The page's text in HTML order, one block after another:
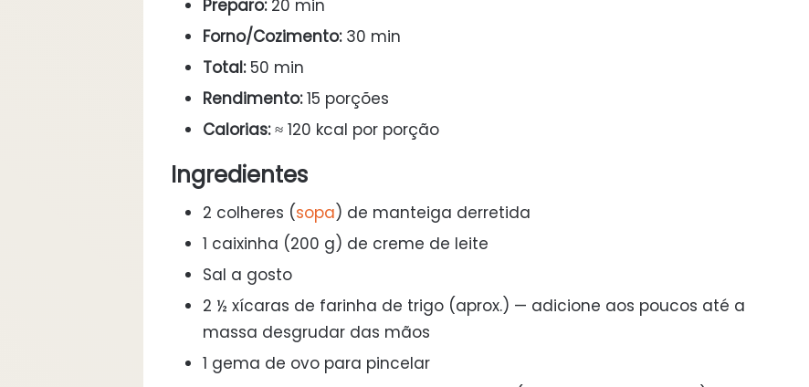
Preparo:20 min
Forno/Cozimento:30 min
Total:50 min
Rendimento:15 porções
Calorias:≈ 120 kcal por porção
Ingredientes
2 colheres (sopa) de manteiga derretida
1 caixinha (200 g) de creme de leite
Sal a gosto
2 ½ xícaras de farinha de trigo (aprox.) — adicione aos poucos até a
massa desgrudar das mãos
1 gema de ovo para pincelar